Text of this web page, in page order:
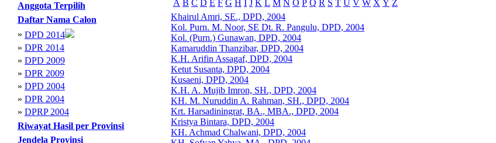
Anggota Terpilih
Daftar Nama Calon
» DPD 2014
» DPR 2014
» DPD 2009
» DPR 2009
» DPD 2004
» DPR 2004
» DPRP 2004
Riwayat Hasil per Provinsi
Jendela Provinsi
A B C D E F G H I J K L M N O P Q R S T U V W X Y Z
Khairul Amri, SE., DPD, 2004
Kol. Purn. M. Noor, SE Dt. R. Pangulu, DPD, 2004
Kol. (Purn.) Gunawan, DPD, 2004
Kamaruddin Thanzibar, DPD, 2004
K.H. Arifin Assagaf, DPD, 2004
Ketut Susanta, DPD, 2004
Kusaeni, DPD, 2004
K.H. A. Mujib Imron, SH., DPD, 2004
KH. M. Nuruddin A. Rahman, SH., DPD, 2004
Krt. Harsadiningrat, BA., MBA., DPD, 2004
Kristya Bintara, DPD, 2004
KH. Achmad Chalwani, DPD, 2004